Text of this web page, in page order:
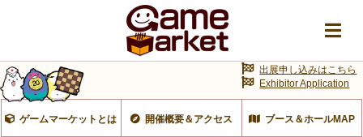
ゲームマーケットとは 開催概要＆アクセス ブース＆ホールMAP
出展申し込みはこちら
Exhibitor Application